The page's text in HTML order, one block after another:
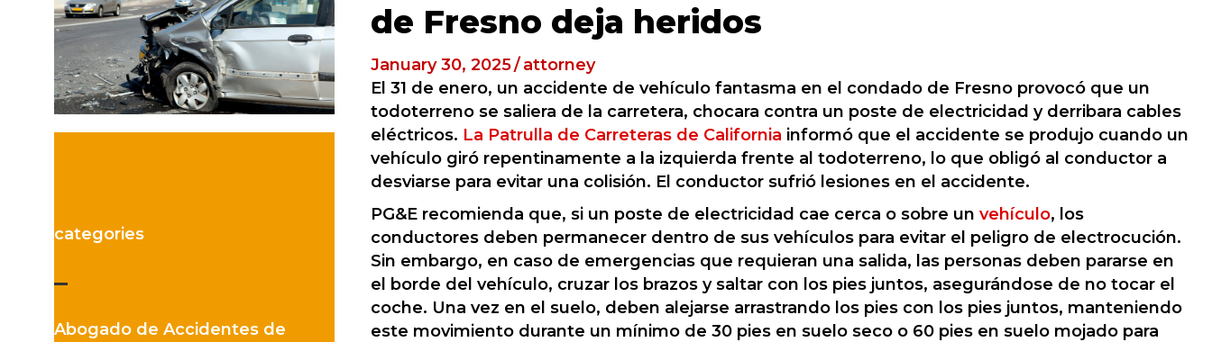
categories
–
Abogado de Accidentes de
de Fresno deja heridos
January 30, 2025/attorney
El 31 de enero, un accidente de vehículo fantasma en el condado de Fresno provocó que un
todoterreno se saliera de la carretera, chocara contra un poste de electricidad y derribara cables
eléctricos. La Patrulla de Carreteras de California informó que el accidente se produjo cuando un
vehículo giró repentinamente a la izquierda frente al todoterreno, lo que obligó al conductor a
desviarse para evitar una colisión. El conductor sufrió lesiones en el accidente.
PG&E recomienda que, si un poste de electricidad cae cerca o sobre unvehículo, los
conductores deben permanecer dentro de sus vehículos para evitar el peligro de electrocución.
Sin embargo, en caso de emergencias que requieran una salida, las personas deben pararse en
el borde del vehículo, cruzar los brazos y saltar con los pies juntos, asegurándose de no tocar el
coche. Una vez en el suelo, deben alejarse arrastrando los pies con los pies juntos, manteniendo
este movimiento durante un mínimo de 30 pies en suelo seco o 60 pies en suelo mojado para